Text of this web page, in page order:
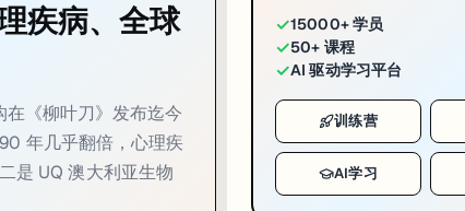
Lancet）发布了迄今规模最大的全球心理疾病负担分析报
截面分析。数据指出，15–19 岁青少年群体是受影响最深
Services 下的 Mental Health Services，包括短期心
疗法更安全
疾病、全球
《柳叶刀》发布迄今
年几乎翻倍，心理疾
是 UQ 澳大利亚生物
✓15000+ 学员
✓50+ 课程
✓AI 驱动学习平台
训练营
AI学习